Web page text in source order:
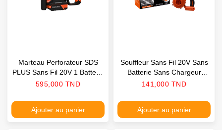
Marteau Perforateur SDS
PLUS Sans Fil 20V 1 Batterie
4AH Chargeur HARDEN
Prix
595,000 TND
Ajouter au panier
Souffleur Sans Fil 20V Sans
Batterie Sans Chargeur
HARDEN
Prix
141,000 TND
Ajouter au panier